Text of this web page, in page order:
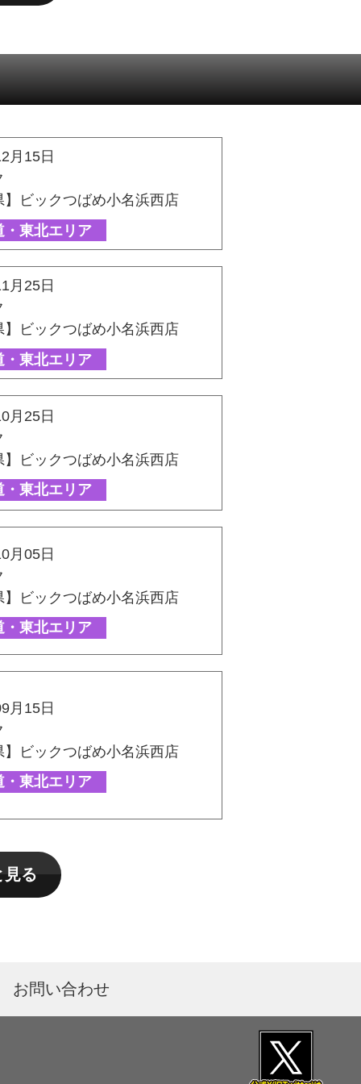
月15日
】ビックつばめ小名浜西店
・東北エリア
月25日
】ビックつばめ小名浜西店
・東北エリア
月25日
】ビックつばめ小名浜西店
・東北エリア
月05日
】ビックつばめ小名浜西店
・東北エリア
月15日
】ビックつばめ小名浜西店
・東北エリア
見る
お問い合わせ